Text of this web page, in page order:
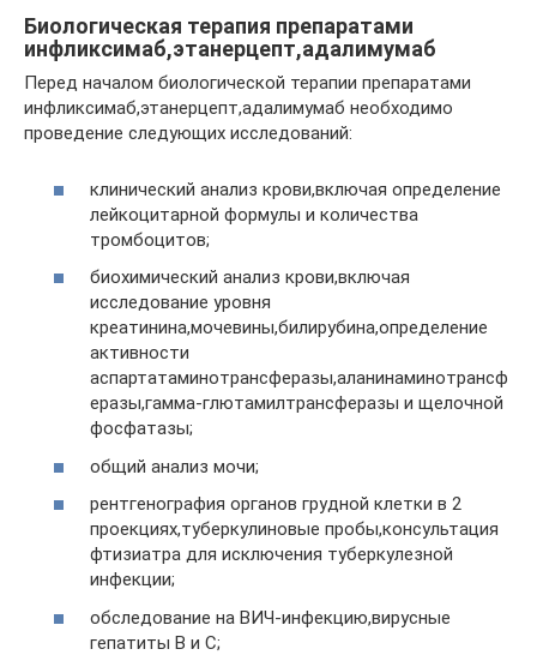
Биологическая терапия препаратами
инфликсимаб,этанерцепт,адалимумаб
Перед началом биологической терапии препаратами
инфликсимаб,этанерцепт,адалимумаб необходимо
проведение следующих исследований:
клинический анализ крови,включая определение
лейкоцитарной формулы и количества
тромбоцитов;
биохимический анализ крови,включая
исследование уровня
креатинина,мочевины,билирубина,определение
активности
аспартатаминотрансферазы,аланинаминотрансф
еразы,гамма-глютамилтрансферазы и щелочной
фосфатазы;
общий анализ мочи;
рентгенография органов грудной клетки в 2
проекциях,туберкулиновые пробы,консультация
фтизиатра для исключения туберкулезной
инфекции;
обследование на ВИЧ-инфекцию,вирусные
гепатиты В и С;